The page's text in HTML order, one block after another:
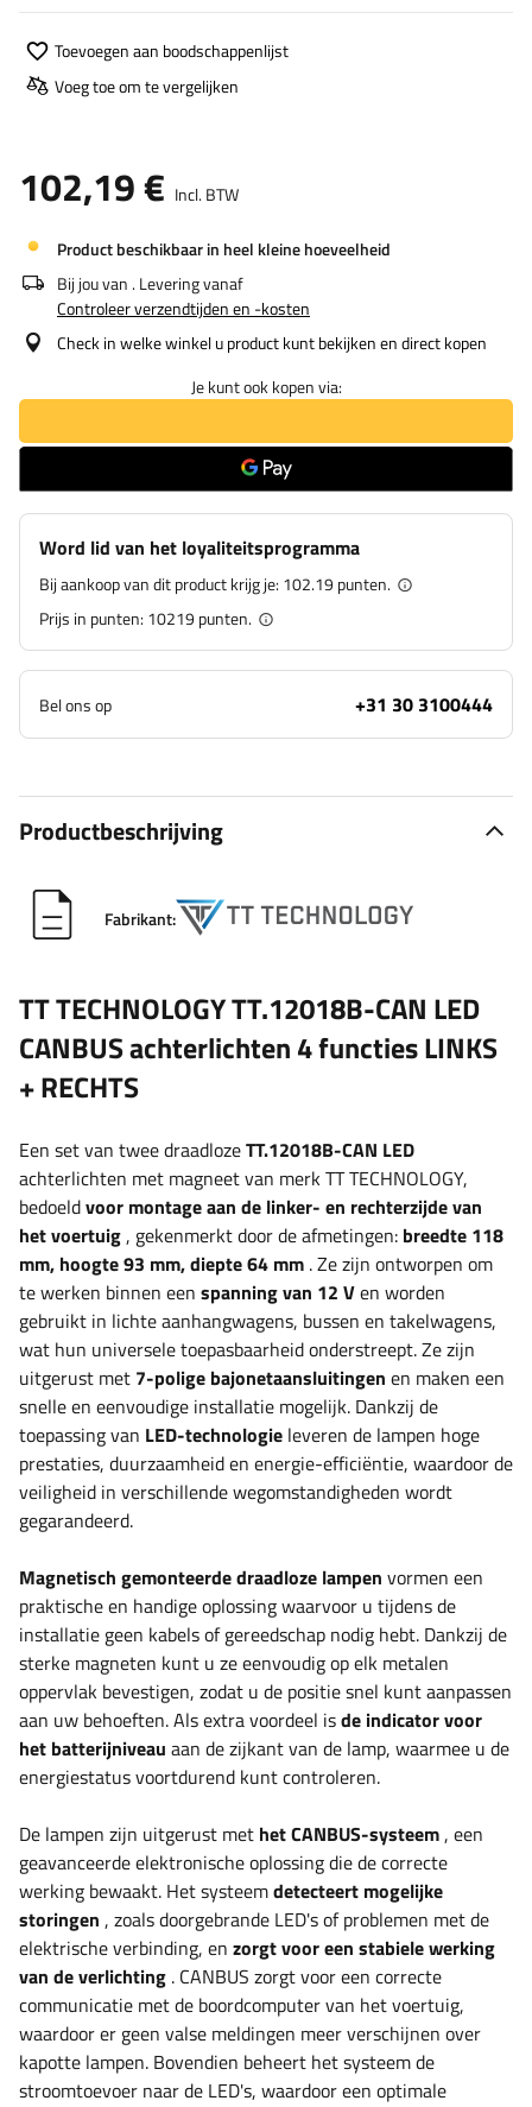
Toevoegen aan boodschappenlijst
Voeg toe om te vergelijken
102,19 € Incl. BTW
Product beschikbaar in heel kleine hoeveelheid
Bij jou van . Levering vanaf
Controleer verzendtijden en -kosten
Check in welke winkel u product kunt bekijken en direct kopen
Je kunt ook kopen via:
Word lid van het loyaliteitsprogramma
Bij aankoop van dit product krijg je: 102.19 punten.
Prijs in punten: 10219punten.
Bel ons op +31 30 3100444
Productbeschrijving
Fabrikant:
TT TECHNOLOGY TT.12018B-CAN LED
CANBUS achterlichten 4 functies LINKS
+ RECHTS
Een set van twee draadlozeTT.12018B-CAN LED
achterlichten met magneet van merk TT TECHNOLOGY,
bedoeldvoor montage aan de linker- en rechterzijde van
het voertuig, gekenmerkt door de afmetingen: breedte 118
mm, hoogte 93 mm, diepte 64 mm . Ze zijn ontworpen om
te werken binnen een spanning van 12 Ven worden
gebruikt in lichte aanhangwagens, bussen en takelwagens,
wat hun universele toepasbaarheid onderstreept. Ze zijn
uitgerust met 7-polige bajonetaansluitingen en maken een
snelle en eenvoudige installatie mogelijk. Dankzij de
toepassing van LED-technologie leveren de lampen hoge
prestaties, duurzaamheid en energie-efficiëntie, waardoor de
veiligheid in verschillende wegomstandigheden wordt
gegarandeerd.
Magnetisch gemonteerde draadloze lampen vormen een
praktische en handige oplossing waarvoor u tijdens de
installatie geen kabels of gereedschap nodig hebt. Dankzij de
sterke magneten kunt u ze eenvoudig op elk metalen
oppervlak bevestigen, zodat u de positie snel kunt aanpassen
aan uw behoeften. Als extra voordeel isde indicator voor
het batterijniveau aan de zijkant van de lamp, waarmee u de
energiestatus voortdurend kunt controleren.
De lampen zijn uitgerust met het CANBUS-systeem, een
geavanceerde elektronische oplossing die de correcte
werking bewaakt. Het systeemdetecteert mogelijke
storingen , zoals doorgebrande LED's of problemen met de
elektrische verbinding, en zorgt voor een stabiele werking
van de verlichting . CANBUS zorgt voor een correcte
communicatie met de boordcomputer van het voertuig,
waardoor er geen valse meldingen meer verschijnen over
kapotte lampen. Bovendien beheert het systeem de
stroomtoevoer naar de LED's, waardoor een optimale